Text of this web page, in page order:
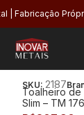
| Fabricação
SKU: 2187
Toalheiro de
Slim – TM